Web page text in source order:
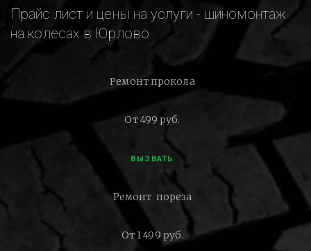
Прайс лист и цены на услуги - шиномонтаж
на колесах в Юрлово
Ремонт прокола
От 499 руб.
ВЫЗВАТЬ
Ремонт пореза
От 1 499 руб.